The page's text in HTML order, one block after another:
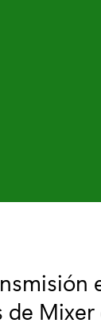
Mixer